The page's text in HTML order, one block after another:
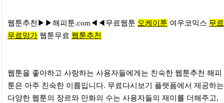
웹툰추천▶▶해피툰.com◀◀무료웹툰 오케이툰 여우코믹스 무료
무료망가 웹툰무료 웹툰추천
웹툰을 좋아하고 사랑하는 사용자들에게는 친숙한 웹툰추천 해피
툰은 아주 친숙한 이름입니다. 무료다시보기 플랫폼에서 제공하는
다양한 웹툰의 장르와 만화의 수는 사용자들의 재미를 더해주고,